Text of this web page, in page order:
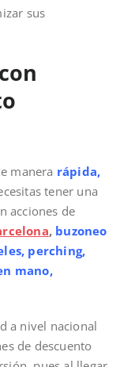
sus
manera rápida,
tener una
acciones de
, buzoneo
perching,
mano,
a nivel nacional
de descuento